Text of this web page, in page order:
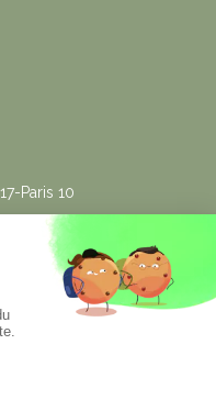
Paris 10
de Thérapie par les
Rire